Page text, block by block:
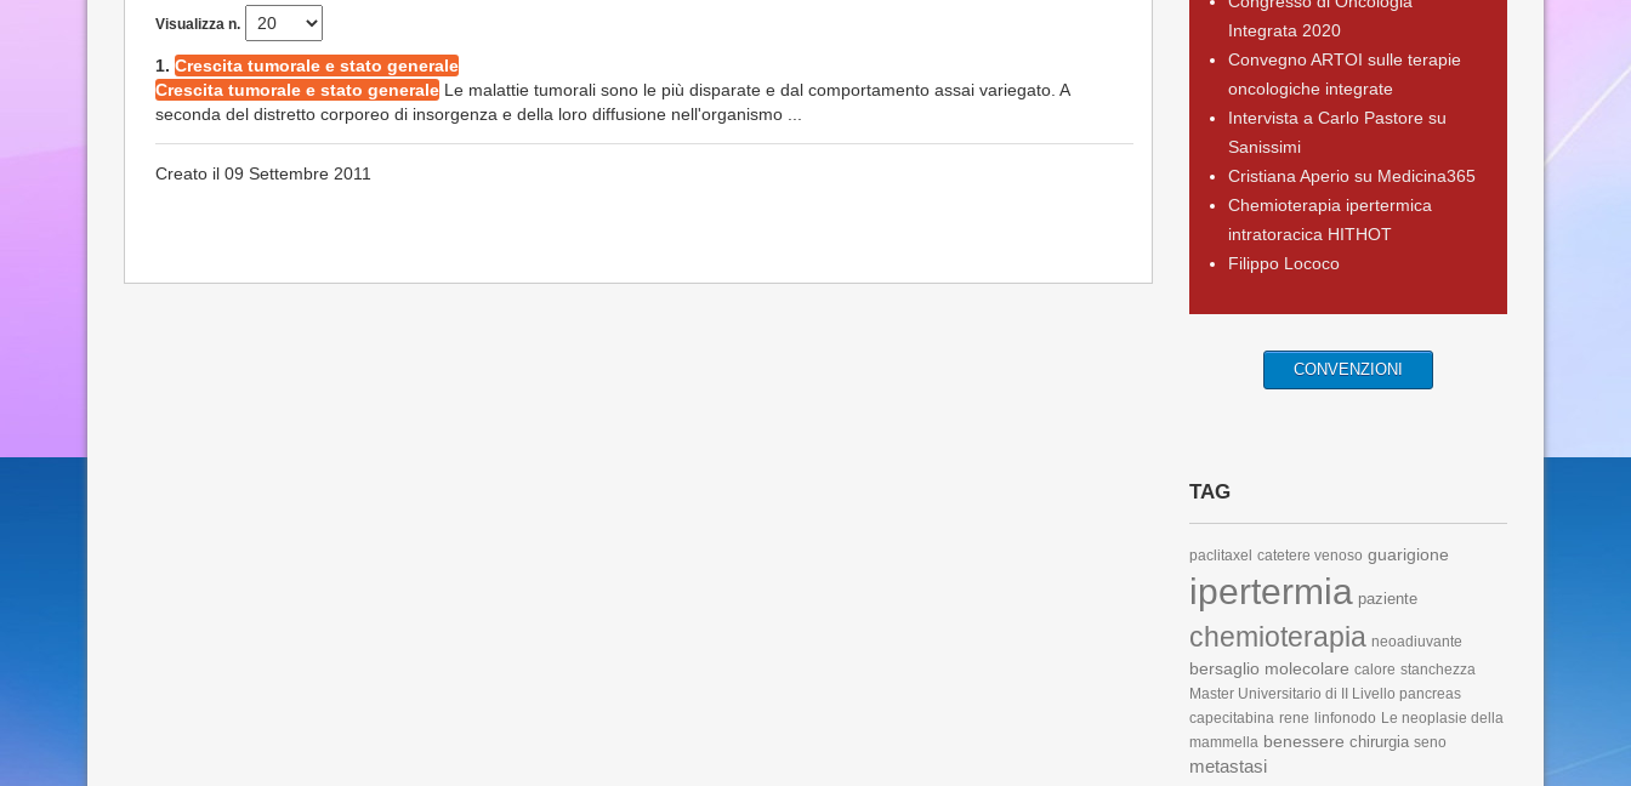
Visualizza n.
1. Crescita tumorale e stato generale
Crescita tumorale e stato generale Le malattie tumorali sono le più disparate e dal comportamento assai variegato. A
seconda del distretto corporeo di insorgenza e della loro diffusione nell'organismo ...
Creato il 09 Settembre 2011
Integrata 2020
Convegno ARTOI sulle terapie
oncologiche integrate
Intervista a Carlo Pastore su
Sanissimi
Cristiana Aperio su Medicina365
Chemioterapia ipertermica
intratoracica HITHOT
Filippo Lococo
CONVENZIONI
TAG
paclitaxel catetere venoso guarigione
ipertermia paziente
chemioterapia neoadiuvante
bersaglio molecolare calore stanchezza
Master Universitario di II Livello pancreas
capecitabina rene linfonodo Le neoplasie della
mammella benessere chirurgia seno
metastasi